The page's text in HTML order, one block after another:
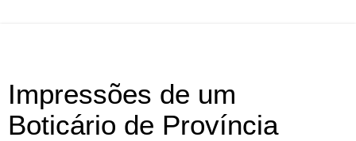
Impressões de um
Boticário de Província